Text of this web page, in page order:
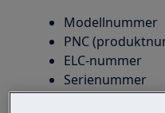
Modellnummer
PNC
ELC-nummer
Serienummer